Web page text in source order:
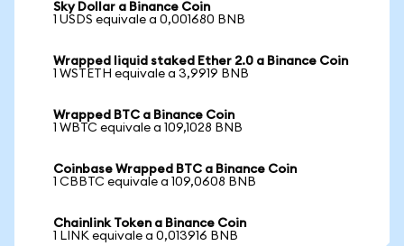
Sky Dollar a Binance Coin
1 USDS equivale a 0,001680 BNB
Wrapped liquid staked Ether 2.0 a Binance Coin
1 WSTETH equivale a 3,9919 BNB
Wrapped BTC a Binance Coin
1 WBTC equivale a 109,1028 BNB
Coinbase Wrapped BTC a Binance Coin
1 CBBTC equivale a 109,0608 BNB
Chainlink Token a Binance Coin
1 LINK equivale a 0,013916 BNB